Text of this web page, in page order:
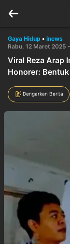
Gaya Hidup • inews
Rabu, 12 Maret 2025
Viral Reza Arap
Honorer:
Dengarkan Berita